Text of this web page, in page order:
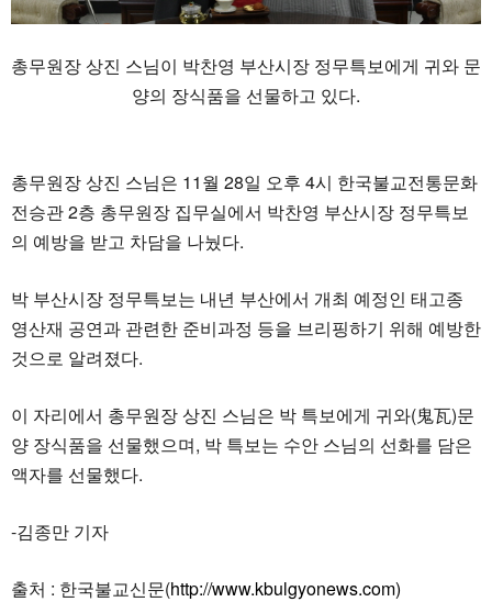
총무원장 상진 스님이 박찬영 부산시장 정무특보에게 귀와 문
양의 장식품을 선물하고 있다.
총무원장 상진 스님은 11월 28일 오후 4시 한국불교전통문화
전승관 2층 총무원장 집무실에서 박찬영 부산시장 정무특보
의 예방을 받고 차담을 나눴다.
박 부산시장 정무특보는 내년 부산에서 개최 예정인 태고종
영산재 공연과 관련한 준비과정 등을 브리핑하기 위해 예방한
것으로 알려졌다.
이 자리에서 총무원장 상진 스님은 박 특보에게 귀와(鬼瓦)문
양 장식품을 선물했으며, 박 특보는 수안 스님의 선화를 담은
액자를 선물했다.
-김종만 기자
출처 : 한국불교신문(http://www.kbulgyonews.com)